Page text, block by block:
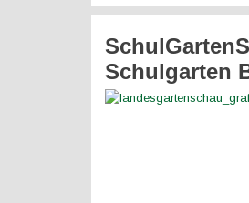
Schulgarten